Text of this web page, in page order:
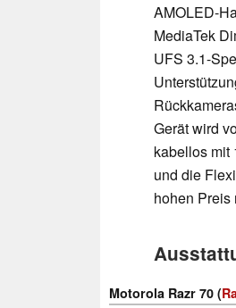
AMOLED-
MediaTek
UFS 3.1-
Gerät wird
kabellos mit
und die
hohen Preis
Motorola Razr 70 (